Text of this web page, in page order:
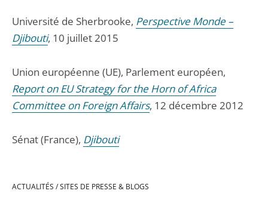
Université de Sherbrooke, Perspective Monde –
Djibouti, 10 juillet 2015
Union européenne (UE), Parlement européen,
Report on EU Strategy for the Horn of Africa
Committee on Foreign Affairs, 12 décembre 2012
Sénat (France), Djibouti
ACTUALITÉS / SITES DE PRESSE & BLOGS